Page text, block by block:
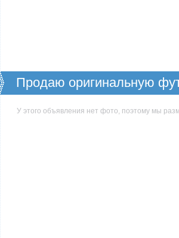
Продаю оригинальную
ЦСКА Секу Олисе с
футболиста, Форма
У этого объявления нет фото, поэтому мы